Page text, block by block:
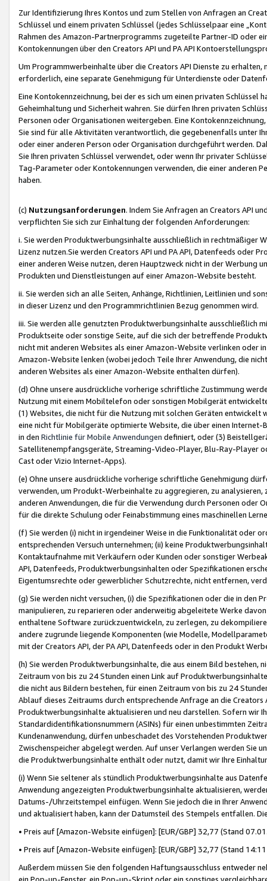
Zur Identifizierung Ihres Kontos und zum Stellen von Anfragen an
Schlüssel und einem privaten Schlüssel (jedes Schlüsselpaar eine
Rahmen des Amazon-Partnerprogramms zugeteilte Partner-ID oder
Kontokennungen über den Creators API und PA API
Um Programmwerbeinhalte über die Creators API Dienste zu
erforderlich, eine separate Genehmigung für Unterdienste oder
Eine Kontokennzeichnung, bei der es sich um einen privaten
Geheimhaltung und Sicherheit wahren. Sie dürfen Ihren privaten
Personen oder Organisationen weitergeben. Eine
Sie sind für alle Aktivitäten verantwortlich, die gegebenenfalls unter
oder einer anderen Person oder Organisation durchgeführt werden.
Sie Ihren privaten Schlüssel verwendet, oder wenn Ihr privater
Tag-Parameter oder Kontokennungen verwenden, die einer anderen
haben.
(c) Nutzungsanforderungen. Indem Sie Anfragen an Creators API
verpflichten Sie sich zur Einhaltung der folgenden Anforderungen:
i. Sie werden Produktwerbungsinhalte ausschließlich in rechtmäßiger
Lizenz nutzen.Sie werden Creators API und PA API, Datenfeeds oder
einer anderen Weise nutzen, deren Hauptzweck nicht in der Werbung
Produkten und Dienstleistungen auf einer Amazon-Website besteht.
ii. Sie werden sich an alle Seiten, Anhänge, Richtlinien, Leitlinien und
in dieser Lizenz und den Programmrichtlinien Bezug genommen wird.
iii. Sie werden alle genutzten Produktwerbungsinhalte ausschließlich
Produktseite oder sonstige Seite, auf die sich der betreffende
nicht mit anderen Websites als einer Amazon-Website verlinken oder
Amazon-Website lenken (wobei jedoch Teile Ihrer Anwendung, die
anderen Websites als einer Amazon-Website enthalten dürfen).
(d) Ohne unsere ausdrückliche vorherige schriftliche Zustimmung
Nutzung mit einem Mobiltelefon oder sonstigen Mobilgerät
(1) Websites, die nicht für die Nutzung mit solchen Geräten
eine nicht für Mobilgeräte optimierte Website, die über einen
in den Richtlinie für Mobile Anwendungen definiert, oder (3)
Satellitenempfangsgeräte, Streaming-Video-Player, Blu-Ray-Player
Cast oder Vizio Internet-Apps).
(e) Ohne unsere ausdrückliche vorherige schriftliche Genehmigung
verwenden, um Produkt-Werbeinhalte zu aggregieren, zu
anderen Anwendungen, die für die Verwendung durch Personen
für die direkte Schulung oder Feinabstimmung eines maschinellen
(f) Sie werden (i) nicht in irgendeiner Weise in die Funktionalität oder
entsprechenden Versuch unternehmen; (ii) keine
Kontaktaufnahme mit Verkäufern oder Kunden oder sonstiger
API, Datenfeeds, Produktwerbungsinhalten oder Spezifikationen
Eigentumsrechte oder gewerblicher Schutzrechte, nicht entfernen,
(g) Sie werden nicht versuchen, (i) die Spezifikationen oder die in
manipulieren, zu reparieren oder anderweitig abgeleitete Werke
enthaltene Software zurückzuentwickeln, zu zerlegen, zu
andere zugrunde liegende Komponenten (wie Modelle,
mit der Creators API, der PA API, Datenfeeds oder in den Produkt
(h) Sie werden Produktwerbungsinhalte, die aus einem Bild bestehen,
Zeitraum von bis zu 24 Stunden einen Link auf
die nicht aus Bildern bestehen, für einen Zeitraum von bis zu 24
Ablauf dieses Zeitraums durch entsprechende Anfrage an die
Produktwerbungsinhalte aktualisieren und neu darstellen. Sofern wir
Standardidentifikationsnummern (ASINs) für einen unbestimmten
Kundenanwendung, dürfen unbeschadet des Vorstehenden
Zwischenspeicher abgelegt werden. Auf unser Verlangen werden Sie
die Produktwerbungsinhalte enthält oder nutzt, damit wir Ihre
(i) Wenn Sie seltener als stündlich Produktwerbungsinhalte aus
Anwendung angezeigten Produktwerbungsinhalte aktualisieren,
Datums-/Uhrzeitstempel einfügen. Wenn Sie jedoch die in Ihrer
und aktualisiert haben, kann der Datumsteil des Stempels entfallen.
• Preis auf [Amazon-Website einfügen]: [EUR/GBP] 32,77 (Stand
• Preis auf [Amazon-Website einfügen]: [EUR/GBP] 32,77 (Stand
Außerdem müssen Sie den folgenden Haftungsausschluss entweder
ein Pop-up-Fenster, ein Pop-up-Skript oder ein sonstiges